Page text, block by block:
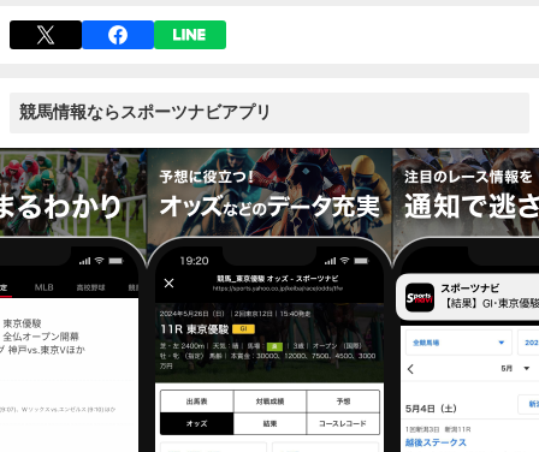
競馬情報ならスポーツナビアプリ